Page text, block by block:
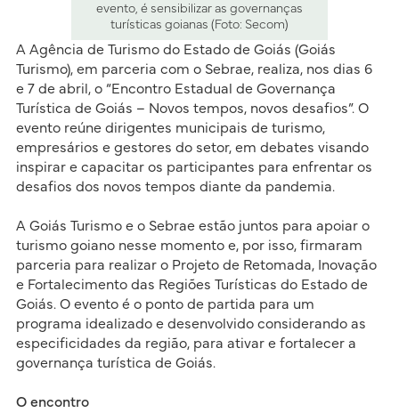
evento, é sensibilizar as governanças
turísticas goianas (Foto: Secom)
A Agência de Turismo do Estado de Goiás (Goiás
Turismo), em parceria com o Sebrae, realiza, nos dias 6
e 7 de abril, o “Encontro Estadual de Governança
Turística de Goiás – Novos tempos, novos desafios”. O
evento reúne dirigentes municipais de turismo,
empresários e gestores do setor, em debates visando
inspirar e capacitar os participantes para enfrentar os
desafios dos novos tempos diante da pandemia.
A Goiás Turismo e o Sebrae estão juntos para apoiar o
turismo goiano nesse momento e, por isso, firmaram
parceria para realizar o Projeto de Retomada, Inovação
e Fortalecimento das Regiões Turísticas do Estado de
Goiás. O evento é o ponto de partida para um
programa idealizado e desenvolvido considerando as
especificidades da região, para ativar e fortalecer a
governança turística de Goiás.
O encontro